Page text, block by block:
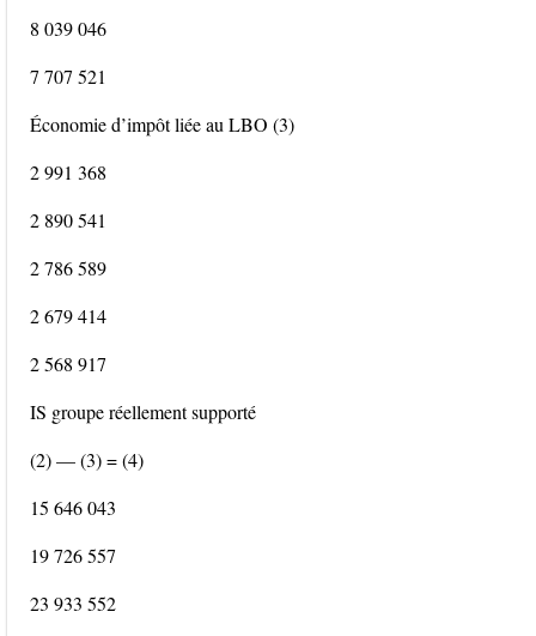
8 039 046
7 707 521
Économie d’impôt liée au LBO (3)
2 991 368
2 890 541
2 786 589
2 679 414
2 568 917
IS groupe réellement supporté
(2) — (3) = (4)
15 646 043
19 726 557
23 933 552